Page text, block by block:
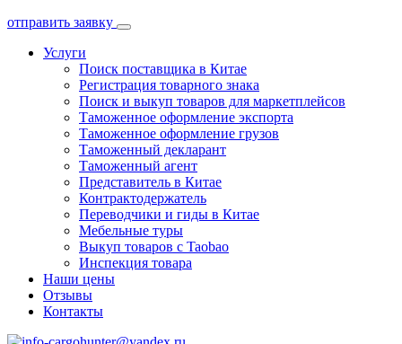
отправить заявку
Услуги
Поиск поставщика в Китае
Регистрация товарного знака
Поиск и выкуп товаров для маркетплейсов
Таможенное оформление экспорта
Таможенное оформление грузов
Таможенный декларант
Таможенный агент
Представитель в Китае
Контрактодержатель
Переводчики и гиды в Китае
Мебельные туры
Выкуп товаров с Taobao
Инспекция товара
Наши цены
Отзывы
Контакты